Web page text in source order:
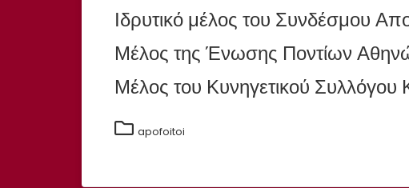
Ιδρυτικό μέλος του Συνδέσμου
Μέλος της Ένωσης Ποντίων
Μέλος του Κυνηγετικού
apofoitoi